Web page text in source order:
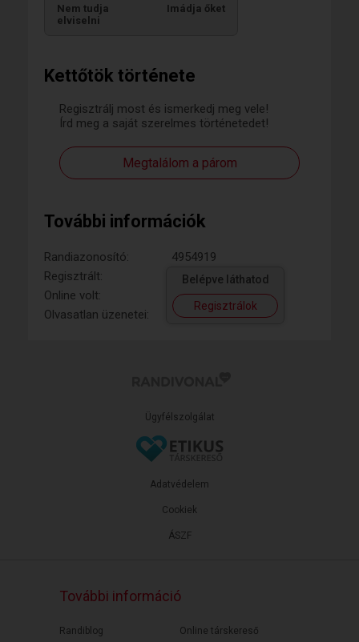
Kettőtök története
Regisztrálj most és ismerkedj meg vele!
Írd meg a saját szerelmes történetedet!
Megtalálom a párom
További információk
Randiazonosító:
4954919
Regisztrált:
Online volt:
Olvasatlan üzenetei:
Belépve láthatod
Regisztrálok
Nem tudja
elviselni
Imádja őket
Ügyfélszolgálat
ÁSZF
Adatvédelem
Cookiek
További információ
Randiblog
Online társkereső